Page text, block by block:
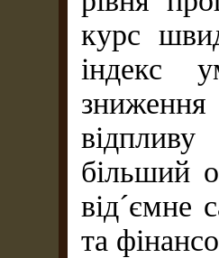
курс
індекс
зниження
більший
від´ємне
та